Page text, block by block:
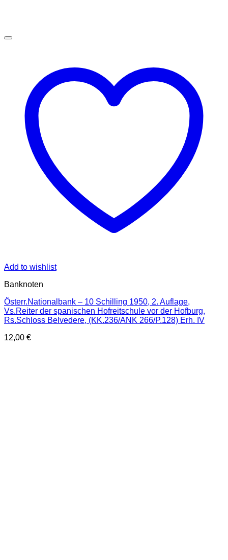
Add to wishlist
Banknoten
Österr.Nationalbank – 10 Schilling 1950, 2. Auflage,
Vs.Reiter der spanischen Hofreitschule vor der Hofburg,
Rs.Schloss Belvedere, (KK.236/ANK 266/P.128) Erh. IV
12,00 €